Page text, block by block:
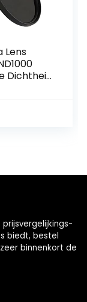
Lens
Dichtheid
biedt, bestel
binnenkort de